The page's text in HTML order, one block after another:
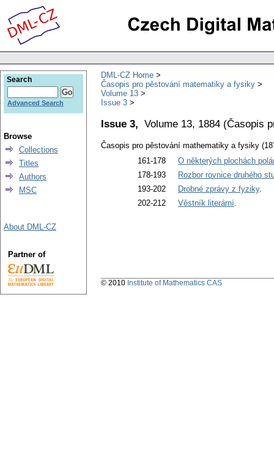
DML-CZ Home
Časopis pro pěstování matematiky a fysiky
Volume 13
Issue 3
Issue 3, Volume 13, 1884 (Časopis
Časopis pro pěstování mathematiky a fysiky
161-178
O některých plochách
178-193
Rozbor rovnice druhého
193-202
Drobné zprávy z fyziky.
202-212
Věstník literární.
Search
Advanced Search
Browse
Collections
Titles
Authors
MSC
About DML-CZ
Partner of
© 2010 Institute of Mathematics CAS